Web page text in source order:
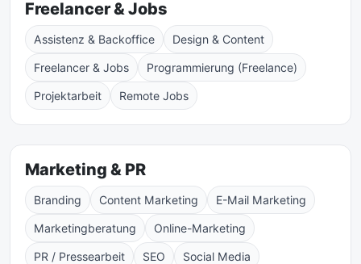
Freelancer & Jobs
Assistenz & Backoffice Design & Content
Freelancer & Jobs Programmierung (Freelance)
Projektarbeit Remote Jobs
Marketing & PR
Branding Content Marketing E-Mail Marketing
Marketingberatung Online-Marketing
PR / Pressearbeit SEO Social Media